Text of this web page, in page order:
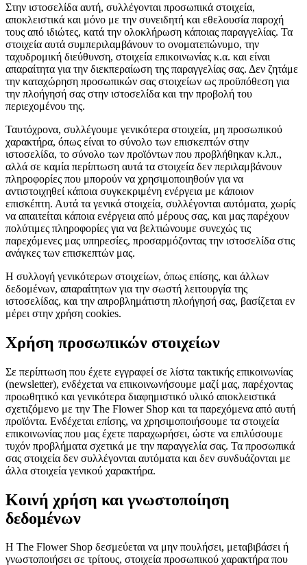
Στην ιστοσελίδα αυτή, συλλέγονται προσωπικά στοιχεία,
αποκλειστικά και μόνο με την συνειδητή και εθελουσία παροχή
τους από ιδιώτες, κατά την ολοκλήρωση κάποιας παραγγελίας. Τα
στοιχεία αυτά συμπεριλαμβάνουν το ονοματεπώνυμο, την
ταχυδρομική διεύθυνση, στοιχεία επικοινωνίας κ.α. και είναι
απαραίτητα για την διεκπεραίωση της παραγγελίας σας. Δεν ζητάμε
την καταχώρηση προσωπικών σας στοιχείων ως προϋπόθεση για
την πλοήγησή σας στην ιστοσελίδα και την προβολή του
περιεχομένου της.
Ταυτόχρονα, συλλέγουμε γενικότερα στοιχεία, μη προσωπικού
χαρακτήρα, όπως είναι το σύνολο των επισκεπτών στην
ιστοσελίδα, το σύνολο των προϊόντων που προβλήθηκαν κ.λπ.,
αλλά σε καμία περίπτωση αυτά τα στοιχεία δεν περιλαμβάνουν
πληροφορίες που μπορούν να χρησιμοποιηθούν για να
αντιστοιχηθεί κάποια συγκεκριμένη ενέργεια με κάποιον
επισκέπτη. Αυτά τα γενικά στοιχεία, συλλέγονται αυτόματα, χωρίς
να απαιτείται κάποια ενέργεια από μέρους σας, και μας παρέχουν
πολύτιμες πληροφορίες για να βελτιώνουμε συνεχώς τις
παρεχόμενες μας υπηρεσίες, προσαρμόζοντας την ιστοσελίδα στις
ανάγκες των επισκεπτών μας.
Η συλλογή γενικότερων στοιχείων, όπως επίσης, και άλλων
δεδομένων, απαραίτητων για την σωστή λειτουργία της
ιστοσελίδας, και την απροβλημάτιστη πλοήγησή σας, βασίζεται εν
μέρει στην χρήση cookies.
Χρήση προσωπικών στοιχείων
Σε περίπτωση που έχετε εγγραφεί σε λίστα τακτικής επικοινωνίας
(newsletter), ενδέχεται να επικοινωνήσουμε μαζί μας, παρέχοντας
προωθητικό και γενικότερα διαφημιστικό υλικό αποκλειστικά
σχετιζόμενο με την The Flower Shop και τα παρεχόμενα από αυτή
προϊόντα. Ενδέχεται επίσης, να χρησιμοποιήσουμε τα στοιχεία
επικοινωνίας που μας έχετε παραχωρήσει, ώστε να επιλύσουμε
τυχόν προβλήματα σχετικά με την παραγγελία σας. Τα προσωπικά
σας στοιχεία δεν συλλέγονται αυτόματα και δεν συνδυάζονται με
άλλα στοιχεία γενικού χαρακτήρα.
Κοινή χρήση και γνωστοποίηση
δεδομένων
Η The Flower Shop δεσμεύεται να μην πουλήσει, μεταβιβάσει ή
γνωστοποιήσει σε τρίτους, στοιχεία προσωπικού χαρακτήρα που